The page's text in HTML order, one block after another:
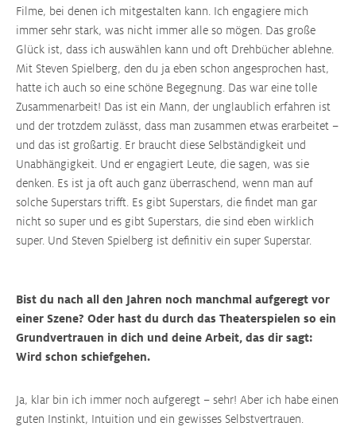
Filme, bei denen ich mitgestalten kann. Ich engagiere mich
immer sehr stark, was nicht immer alle so mögen. Das große
Glück ist, dass ich auswählen kann und oft Drehbücher ablehne.
Mit Steven Spielberg, den du ja eben schon angesprochen hast,
hatte ich auch so eine schöne Begegnung. Das war eine tolle
Zusammenarbeit! Das ist ein Mann, der unglaublich erfahren ist
und der trotzdem zulässt, dass man zusammen etwas erarbeitet –
und das ist großartig. Er braucht diese Selbständigkeit und
Unabhängigkeit. Und er engagiert Leute, die sagen, was sie
denken. Es ist ja oft auch ganz überraschend, wenn man auf
solche Superstars trifft. Es gibt Superstars, die findet man gar
nicht so super und es gibt Superstars, die sind eben wirklich
super. Und Steven Spielberg ist definitiv ein super Superstar.
Bist du nach all den Jahren noch manchmal aufgeregt vor
einer Szene? Oder hast du durch das Theaterspielen so ein
Grundvertrauen in dich und deine Arbeit, das dir sagt:
Wird schon schiefgehen.
Ja, klar bin ich immer noch aufgeregt – sehr! Aber ich habe einen
guten Instinkt, Intuition und ein gewisses Selbstvertrauen.